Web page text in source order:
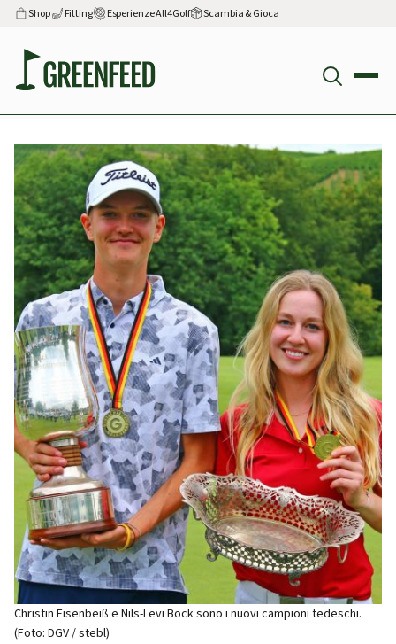
Shop Fitting Esperienze All4Golf Scambia & Gioca
Christin Eisenbeiß e Nils-Levi Bock sono i nuovi campioni tedeschi.
(Foto: DGV / stebl)